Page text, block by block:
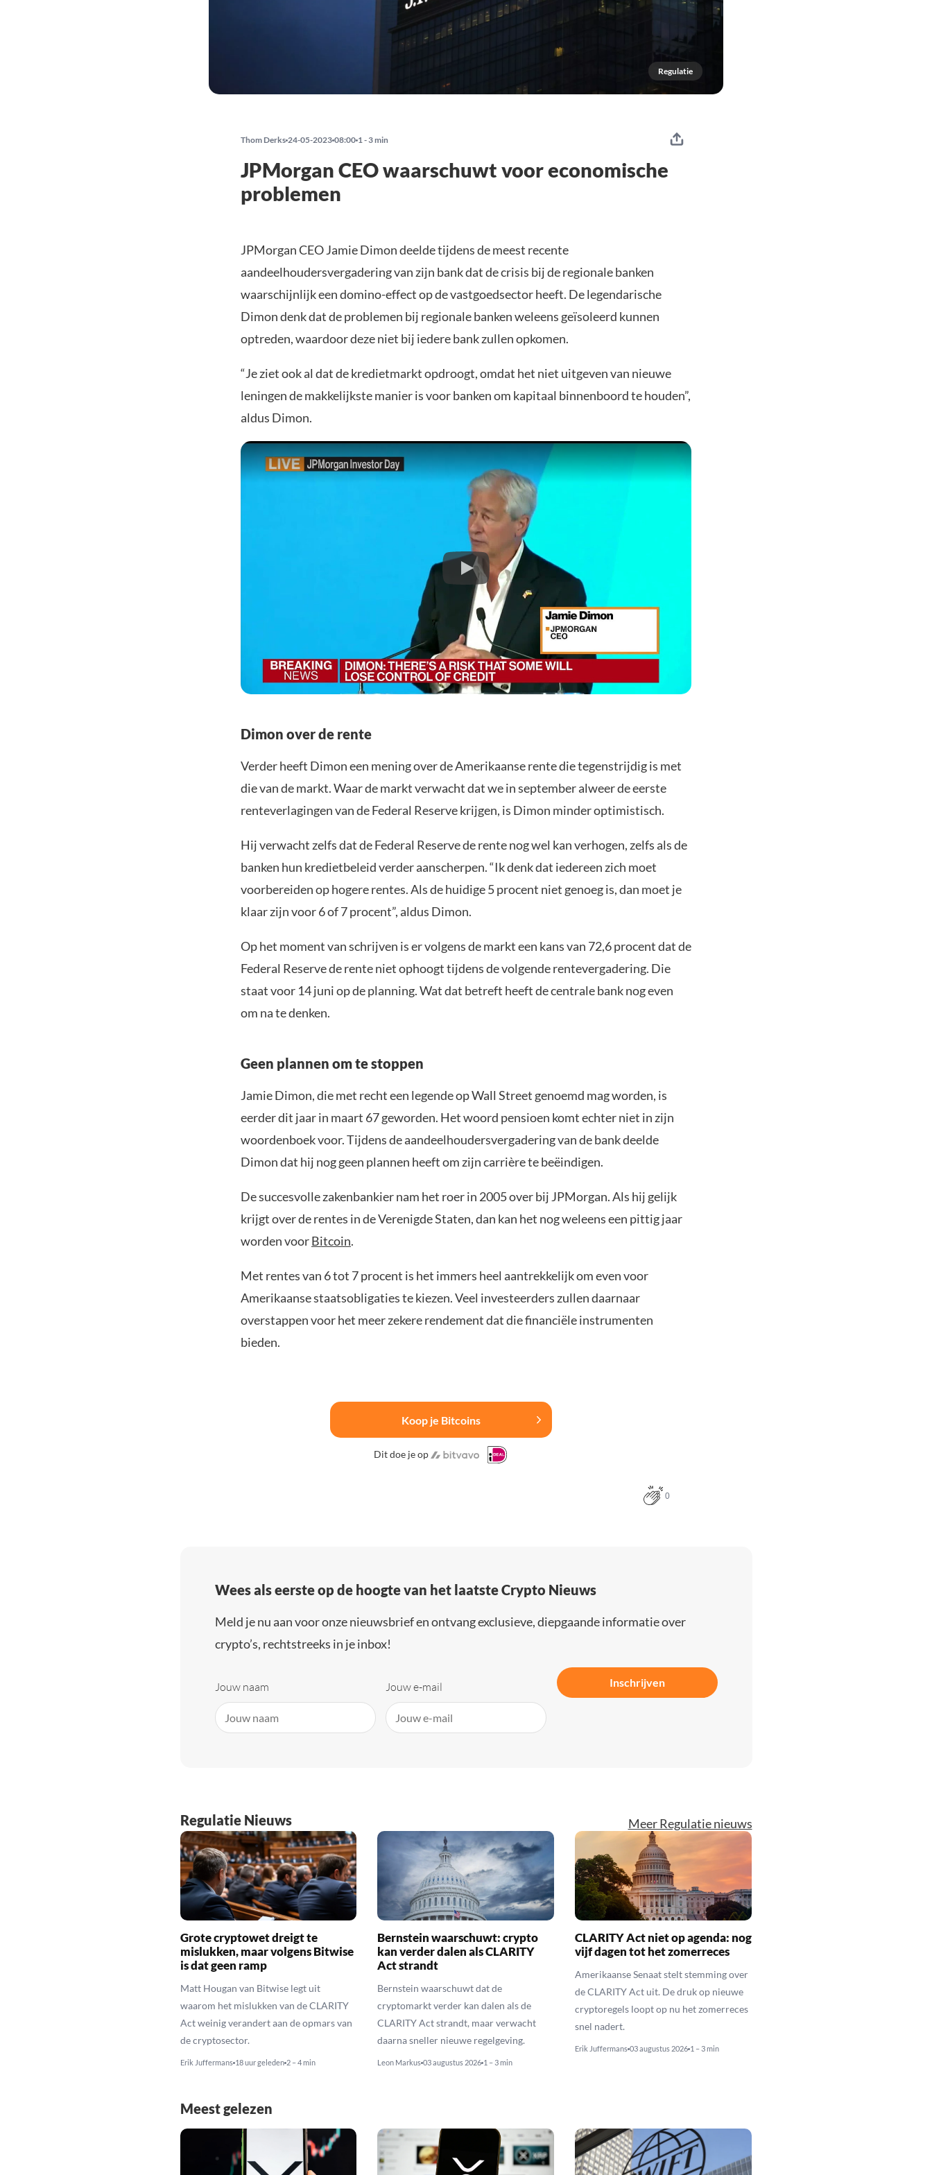
Regulatie
Thom Derks 24-05-2023 08:00 1 - 3 min
JPMorgan CEO waarschuwt voor economische
problemen
JPMorgan CEO Jamie Dimon deelde tijdens de meest recente
aandeelhoudersvergadering van zijn bank dat de crisis bij de regionale banken
waarschijnlijk een domino-effect op de vastgoedsector heeft. De legendarische
Dimon denk dat de problemen bij regionale banken weleens geïsoleerd kunnen
optreden, waardoor deze niet bij iedere bank zullen opkomen.
“Je ziet ook al dat de kredietmarkt opdroogt, omdat het niet uitgeven van nieuwe
leningen de makkelijkste manier is voor banken om kapitaal binnenboord te houden”,
aldus Dimon.
Dimon over de rente
Verder heeft Dimon een mening over de Amerikaanse rente die tegenstrijdig is met
die van de markt. Waar de markt verwacht dat we in september alweer de eerste
renteverlagingen van de Federal Reserve krijgen, is Dimon minder optimistisch.
Hij verwacht zelfs dat de Federal Reserve de rente nog wel kan verhogen, zelfs als de
banken hun kredietbeleid verder aanscherpen. “Ik denk dat iedereen zich moet
voorbereiden op hogere rentes. Als de huidige 5 procent niet genoeg is, dan moet je
klaar zijn voor 6 of 7 procent”, aldus Dimon.
Op het moment van schrijven is er volgens de markt een kans van 72,6 procent dat de
Federal Reserve de rente niet ophoogt tijdens de volgende rentevergadering. Die
staat voor 14 juni op de planning. Wat dat betreft heeft de centrale bank nog even
om na te denken.
Geen plannen om te stoppen
Jamie Dimon, die met recht een legende op Wall Street genoemd mag worden, is
eerder dit jaar in maart 67 geworden. Het woord pensioen komt echter niet in zijn
woordenboek voor. Tijdens de aandeelhoudersvergadering van de bank deelde
Dimon dat hij nog geen plannen heeft om zijn carrière te beëindigen.
De succesvolle zakenbankier nam het roer in 2005 over bij JPMorgan. Als hij gelijk
krijgt over de rentes in de Verenigde Staten, dan kan het nog weleens een pittig jaar
worden voorBitcoin.
Met rentes van 6 tot 7 procent is het immers heel aantrekkelijk om even voor
Amerikaanse staatsobligaties te kiezen. Veel investeerders zullen daarnaar
overstappen voor het meer zekere rendement dat die financiële instrumenten
bieden.
Koop je Bitcoins
Dit doe je op
0
Wees als eerste op de hoogte van het laatste Crypto Nieuws
Meld je nu aan voor onze nieuwsbrief en ontvang exclusieve, diepgaande informatie over
crypto’s, rechtstreeks in je inbox!
Jouw naam Jouw e-mail Inschrijven
Regulatie Nieuws Meer Regulatie nieuws
Grote cryptowet dreigt te
mislukken, maar volgens Bitwise
is dat geen ramp
Matt Hougan van Bitwise legt uit
waarom het mislukken van de CLARITY
Act weinig verandert aan de opmars van
de cryptosector.
Erik Juffermans 18 uur geleden 2 – 4 min
Bernstein waarschuwt: crypto
kan verder dalen als CLARITY
Act strandt
Bernstein waarschuwt dat de
cryptomarkt verder kan dalen als de
CLARITY Act strandt, maar verwacht
daarna sneller nieuwe regelgeving.
Leon Markus 03 augustus 2026 1 – 3 min
CLARITY Act niet op agenda: nog
vijf dagen tot het zomerreces
Amerikaanse Senaat stelt stemming over
de CLARITY Act uit. De druk op nieuwe
cryptoregels loopt op nu het zomerreces
snel nadert.
Erik Juffermans 03 augustus 2026 1 – 3 min
Meest gelezen